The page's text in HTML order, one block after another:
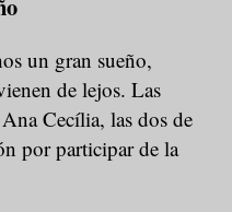
un gran sueño,
de lejos. Las
Cecília, las dos de
por participar de la